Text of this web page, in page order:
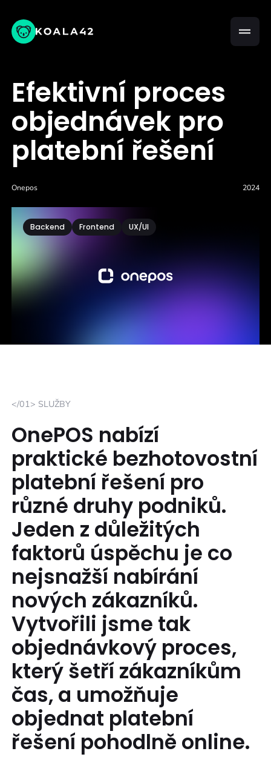
Efektivní proces
objednávek pro
platební řešení
Onepos 2024
Backend Frontend UX/UI
</01> SLUŽBY
OnePOS nabízí
praktické bezhotovostní
platební řešení pro
různé druhy podniků.
Jeden z důležitých
faktorů úspěchu je co
nejsnažší nabírání
nových zákazníků.
Vytvořili jsme tak
objednávkový proces,
který šetří zákazníkům
čas, a umožňuje
objednat platební
řešení pohodlně online.